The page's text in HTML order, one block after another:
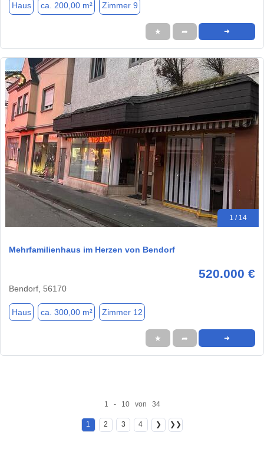
Haus ca. 200,00 m² Zimmer 9
★ ➦ ➜
1 / 14
Mehrfamilienhaus im Herzen von Bendorf
520.000 €
Bendorf, 56170
Haus ca. 300,00 m² Zimmer 12
★ ➦ ➜
1 - 10 von 34
1 2 3 4 ❯ ❯❯